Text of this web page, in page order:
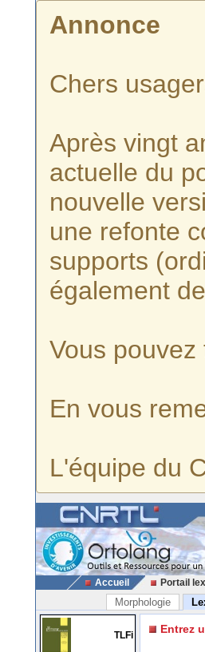
Annonce
Chers
Après vingt
actuelle du
nouvelle
une refonte
supports
également
Vous
En vous
L'équipe du
Accueil Portail
Morphologie
TLFi Entrez